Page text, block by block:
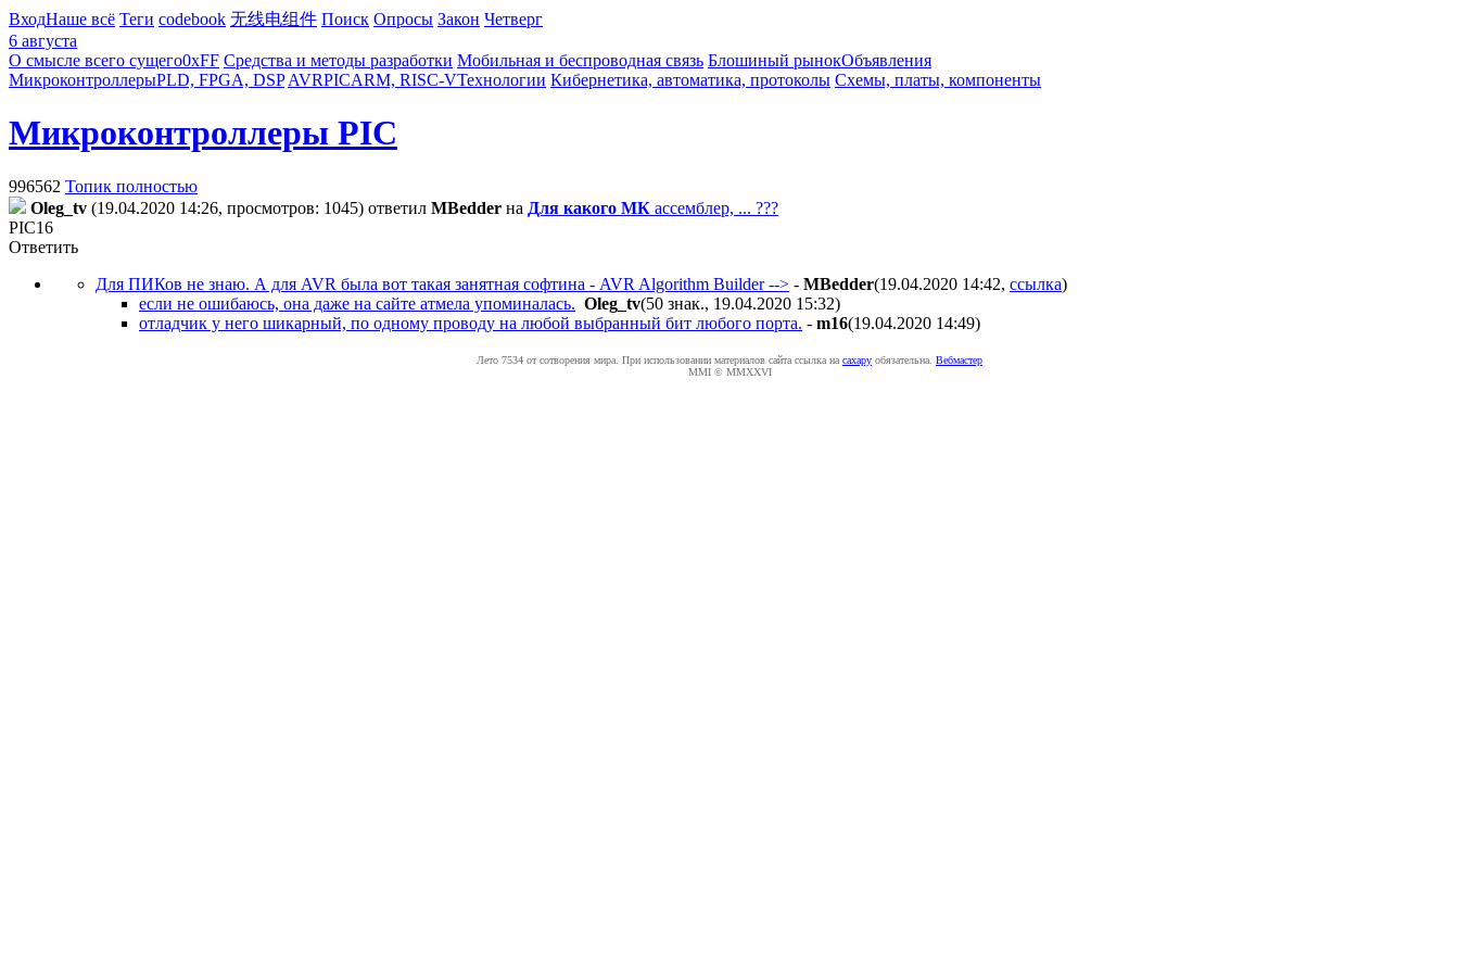
ВходНаше всё Теги codebook 无线电组件 Поиск Опросы Закон Четверг
6 августа
О смысле всего сущего0xFF Средства и методы разработки Мобильная и беспроводная связь Блошиный рынокОбъявления
МикроконтроллерыPLD, FPGA, DSP AVRPICARM, RISC-VТехнологии Кибернетика, автоматика, протоколы Схемы, платы, компоненты
Микроконтроллеры PIC
996562 Топик полностью
Oleg_tv (19.04.2020 14:26, просмотров: 1045) ответил MBedder на Для какого МК ассемблер, ... ???
PIC16
Ответить
Для ПИКов не знаю. А для AVR была вот такая занятная софтина - AVR Algorithm Builder --> - MBedder(19.04.2020 14:42, ссылка)
если не ошибаюсь, она даже на сайте атмела упоминалась. Oleg_tv(50 знак., 19.04.2020 15:32)
отладчик у него шикарный, по одному проводу на любой выбранный бит любого порта. - m16(19.04.2020 14:49)
Лето 7534 от сотворения мира. При использовании материалов сайта ссылка на caxapу обязательна. Вебмастер
MMI © MMXXVI